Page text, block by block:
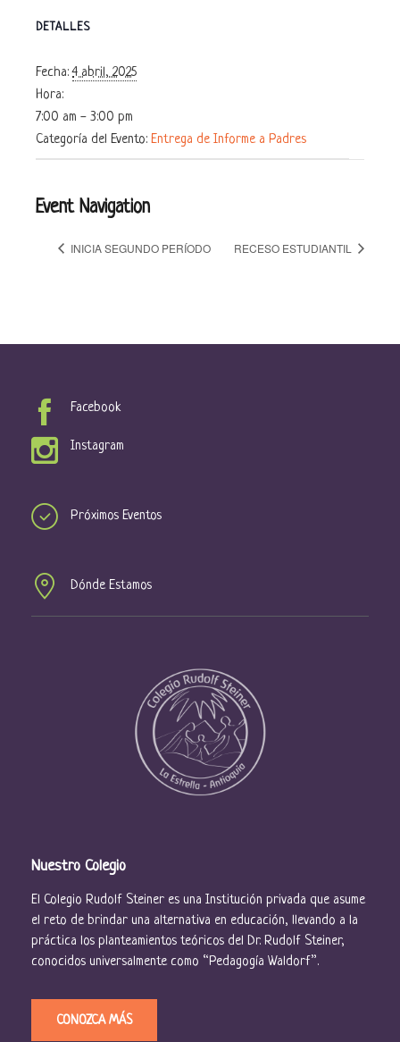
DETALLES
Fecha: 4 abril, 2025
Hora:
7:00 am - 3:00 pm
Categoría del Evento: Entrega de Informe a Padres
Event Navigation
INICIA SEGUNDO PERÍODO RECESO ESTUDIANTIL
Facebook
Instagram
Próximos Eventos
Dónde Estamos
Nuestro Colegio
El Colegio Rudolf Steiner es una Institución privada que asume
el reto de brindar una alternativa en educación, llevando a la
práctica los planteamientos teóricos del Dr. Rudolf Steiner,
conocidos universalmente como “Pedagogía Waldorf”.
CONOZCA MÁS